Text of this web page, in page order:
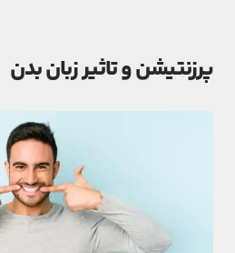
پرزنتیشن و تاثیر زبان بدن